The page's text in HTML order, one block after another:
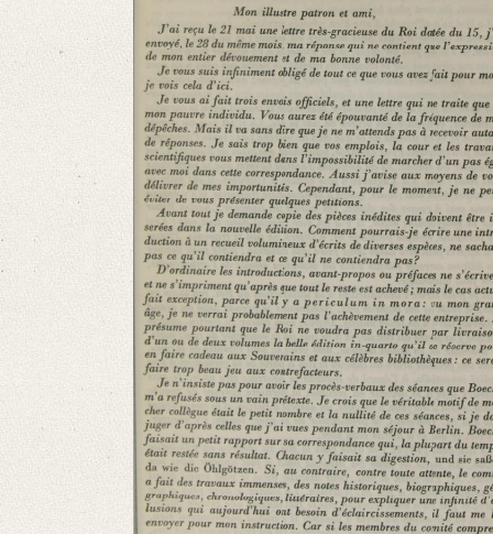
Jʼai reçu le 21 mai une lettre très-gracieuse du Roi datée du 15, jʼai
Manuscript
Provider: Dresden, Sächsische Landesbibliothek - Staats- und
OAI Id: id-512528756
Classification Number: Mscr.Dresd.e.90,LXXV,Nr.3b(5)
Number of Pages: 11 S., o. U. (ab S. 2 von anderer Hand)
Language